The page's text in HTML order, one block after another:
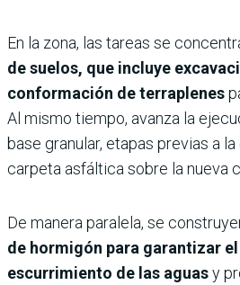
En la zona, las tareas se
de suelos, que incluye
conformación de terraplenes
Al mismo tiempo, avanza la
base granular, etapas previas a
carpeta asfáltica sobre la nueva
De manera paralela, se
de hormigón para garantizar
escurrimiento de las aguasy